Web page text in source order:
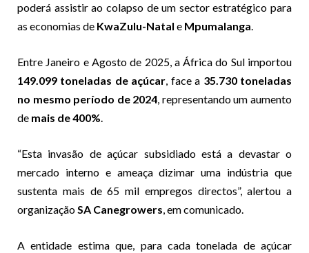
poderá assistir ao colapso de um sector estratégico para
as economias de KwaZulu-Natal e Mpumalanga.
Entre Janeiro e Agosto de 2025, a África do Sul importou
149.099 toneladas de açúcar, face a 35.730 toneladas
no mesmo período de 2024, representando um aumento
de mais de 400%.
“Esta invasão de açúcar subsidiado está a devastar o
mercado interno e ameaça dizimar uma indústria que
sustenta mais de 65 mil empregos directos”, alertou a
organizaçãoSA Canegrowers, em comunicado.
A entidade estima que, para cada tonelada de açúcar